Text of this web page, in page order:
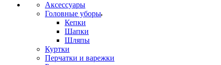
Аксессуары
Головные уборы
Кепки
Шапки
Шляпы
Куртки
Перчатки и варежки